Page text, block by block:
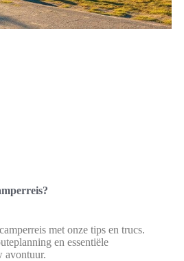
met onze tips en trucs.
en essentiële
avontuur.